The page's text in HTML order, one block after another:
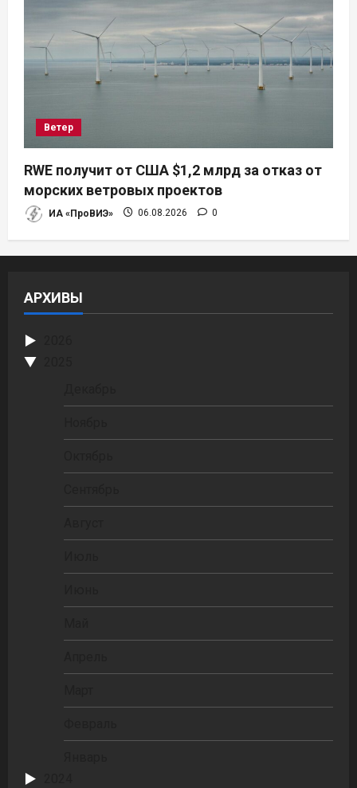
Ветер
RWE получит от США $1,2 млрд за отказ от
морских ветровых проектов
ИА «ПроВИЭ» 06.08.2026 0
АРХИВЫ